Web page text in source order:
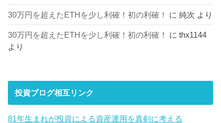
30万円を超えたETHを少し利確！初の利確！ に純次 より
30万円を超えたETHを少し利確！初の利確！ にthx1144
より
投資ブログ相互リンク
81年生まれが投資による資産運用を真剣に考える